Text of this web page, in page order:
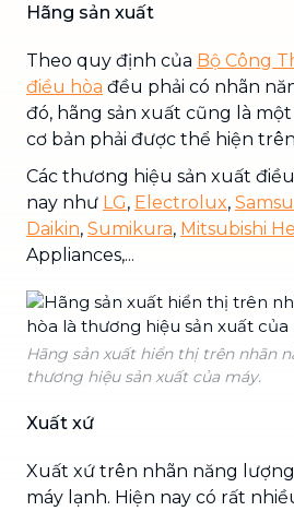
Hãng sản xuất
Theo quy định của Bộ Công
điều hòa đều phải có nhãn
đó, hãng sản xuất cũng là
cơ bản phải được thể hiện
Các thương hiệu sản xuất
nay như LG, Electrolux,
Daikin, Sumikura, Mitsubishi
Appliances,...
Hãng sản xuất hiển thị trên nhãn
thương hiệu sản xuất của máy.
Xuất xứ
Xuất xứ trên nhãn năng lượng
máy lạnh. Hiện nay có rất